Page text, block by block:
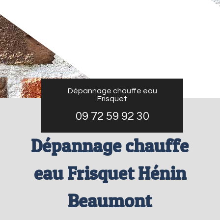
Dépannage chauffe eau
Frisquet
09 72 59 92 30
Dépannage chauffe
eau Frisquet Hénin
Beaumont